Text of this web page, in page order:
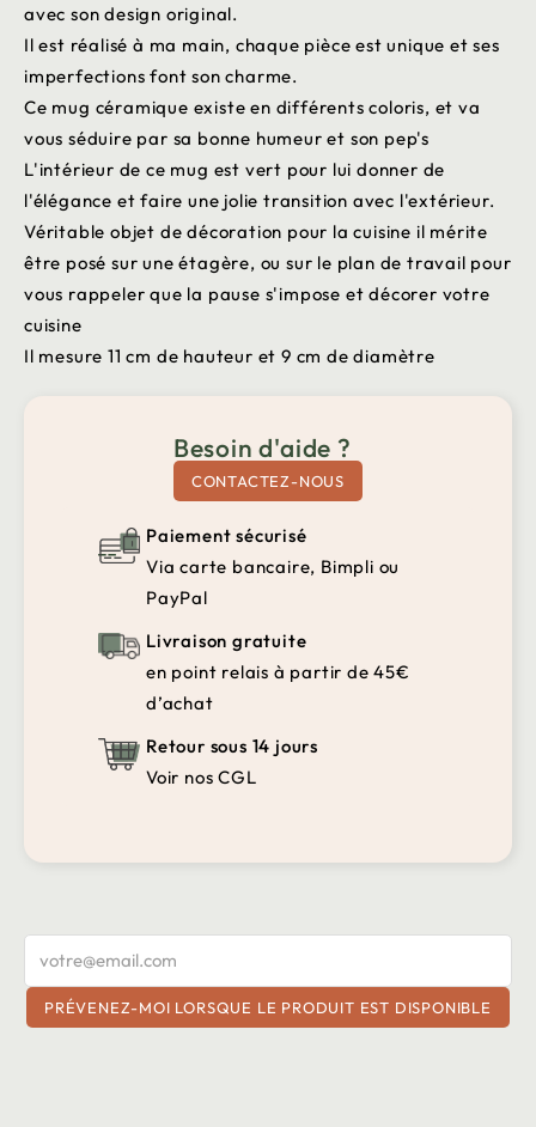
avec son design original.
Il est réalisé à ma main, chaque pièce est unique et ses
imperfections font son charme.
Ce mug céramique existe en différents coloris, et va
vous séduire par sa bonne humeur et son pep's
L'intérieur de ce mug est vert pour lui donner de
l'élégance et faire une jolie transition avec l'extérieur.
Véritable objet de décoration pour la cuisine il mérite
être posé sur une étagère, ou sur le plan de travail pour
vous rappeler que la pause s'impose et décorer votre
cuisine
Il mesure 11 cm de hauteur et 9 cm de diamètre
Besoin d'aide ?
CONTACTEZ-NOUS
Paiement sécurisé
Via carte bancaire, Bimpli ou
PayPal
Livraison gratuite
en point relais à partir de 45€
d’achat
Retour sous 14 jours
Voir nos CGL
PRÉVENEZ-MOI LORSQUE LE PRODUIT EST DISPONIBLE